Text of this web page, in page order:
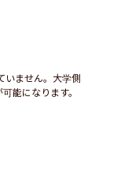
いません。大学側
能になります。